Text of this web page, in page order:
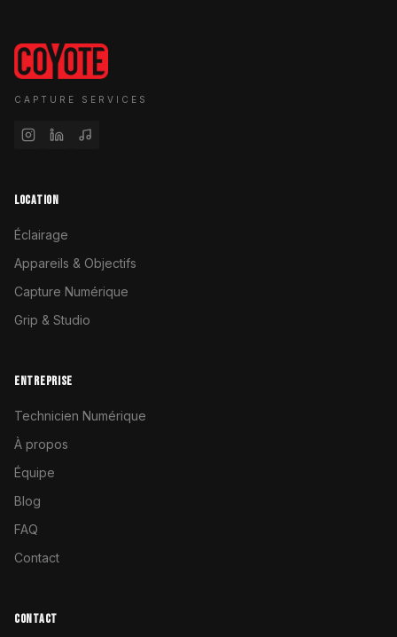
CAPTURE SERVICES
LOCATION
Éclairage
Appareils & Objectifs
Capture Numérique
Grip & Studio
ENTREPRISE
Technicien Numérique
À propos
Équipe
Blog
FAQ
Contact
CONTACT